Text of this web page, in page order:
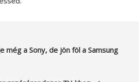
még a Sony, de jön föl a Samsung